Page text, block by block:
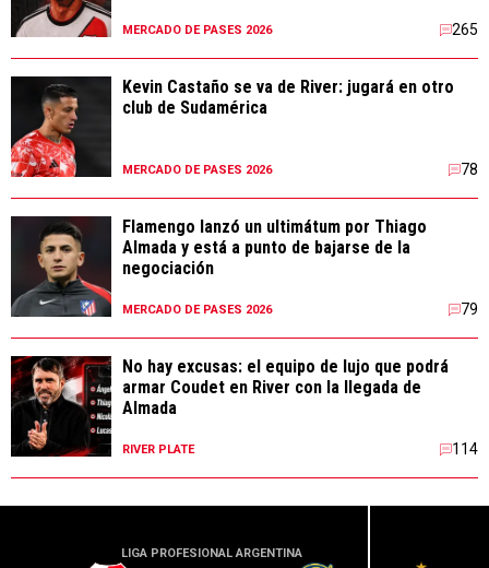
MERCADO DE PASES 2026 265
Kevin Castaño se va de River: jugará en otro
club de Sudamérica
MERCADO DE PASES 2026 78
Flamengo lanzó un ultimátum por Thiago
Almada y está a punto de bajarse de la
negociación
MERCADO DE PASES 2026 79
No hay excusas: el equipo de lujo que podrá
armar Coudet en River con la llegada de
Almada
RIVER PLATE 114
LIGA PROFESIONAL ARGENTINA